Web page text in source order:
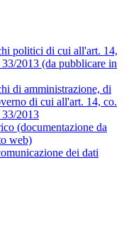
politici di cui all'art. 14,
2013 (da pubblicare in
di amministrazione, di
di cui all'art. 14, co.
2013
(documentazione da
web)
dei dati